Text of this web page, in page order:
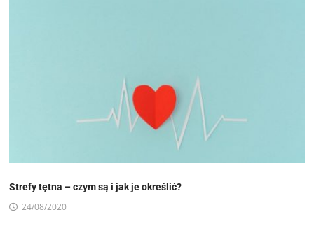
Strefy tętna – czym są i jak je określić?
24/08/2020